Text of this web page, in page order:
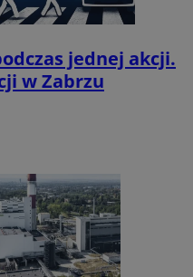
jednej akcji.
w Zabrzu